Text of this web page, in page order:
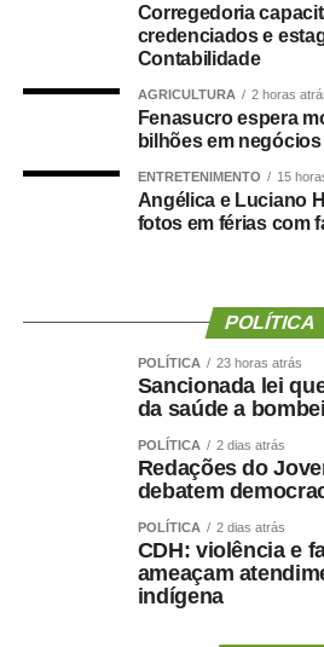
Durante a visita, Rogério Vianna
confiança depositada no Instituto
forma como o processo foi
“Eu, em nome do Selecon, também
deputado porque, de fato, fizemos
graças à oportunidade que o Juca
presidente da instituição.
Ao final do encontro, Juca reforçou
valorização do serviço público
igualdade de oportunidades para
COMENTE ABAIXO:
Corregedoria
credenciados e
Contabilidade
AGRICULTURA 2 horas
Fenasucro espera
bilhões em
ENTRETENIMENTO 15
Angélica e Luciano
fotos em férias com
POLÍTICA
POLÍTICA 23 horas atrás
Sancionada lei
da saúde a
POLÍTICA 2 dias atrás
Redações do
debatem
POLÍTICA 2 dias atrás
CDH: violência e
ameaçam
indígena